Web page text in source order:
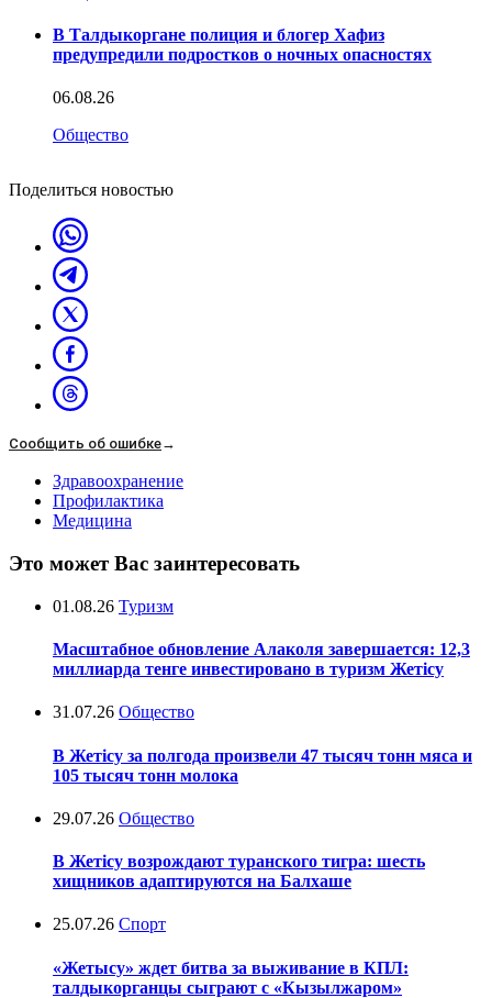
В Талдыкоргане полиция и блогер Хафиз
предупредили подростков о ночных опасностях
06.08.26
Общество
Поделиться новостью
Сообщить об ошибке→
Здравоохранение
Профилактика
Медицина
Это может Вас заинтересовать
01.08.26 Туризм
Масштабное обновление Алаколя завершается: 12,3
миллиарда тенге инвестировано в туризм Жетісу
31.07.26 Общество
В Жетісу за полгода произвели 47 тысяч тонн мяса и
105 тысяч тонн молока
29.07.26 Общество
В Жетісу возрождают туранского тигра: шесть
хищников адаптируются на Балхаше
25.07.26 Спорт
«Жетысу» ждет битва за выживание в КПЛ:
талдыкорганцы сыграют с «Кызылжаром»